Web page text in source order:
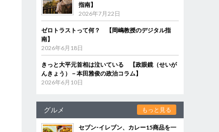
指南】
2026年7月22日
ゼロトラストって何？ 【岡嶋教授のデジタル指
南】
2026年6月18日
きっと大平元首相は泣いている 【政眼鏡（せいが
んきょう）－本田雅俊の政治コラム】
2026年6月10日
グルメ もっと見る
セブン‐イレブン、カレー15商品を一